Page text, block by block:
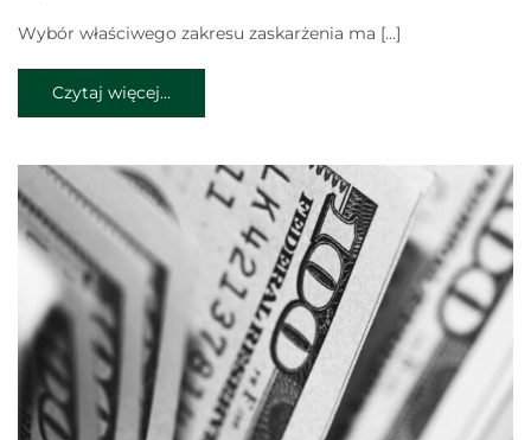
Wybór właściwego zakresu zaskarżenia ma […]
Czytaj więcej...